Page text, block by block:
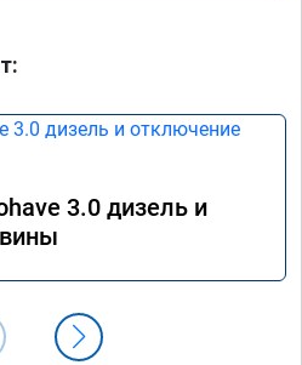
3.0 дизель и